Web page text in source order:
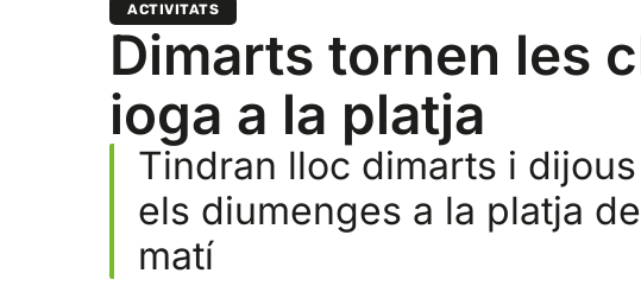
ACTIVITATS
Dimarts tornen les
ioga a la platja
Tindran lloc dimarts i
els diumenges a la platja
matí